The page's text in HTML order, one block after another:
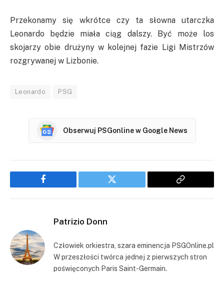
Przekonamy się wkrótce czy ta słowna utarczka
Leonardo będzie miała ciąg dalszy. Być może los
skojarzy obie drużyny w kolejnej fazie Ligi Mistrzów
rozgrywanej w Lizbonie.
Leonardo PSG
Obserwuj PSGonline w Google News
Facebook Twitter
Copy
Patrizio Donn
Człowiek orkiestra, szara eminencja PSGOnline.pl
W przeszłości twórca jednej z pierwszych stron
poświęconych Paris Saint-Germain.